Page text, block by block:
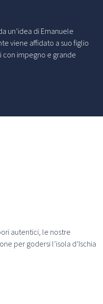
un’idea di Emanuele
viene affidato a suo figlio
con impegno e grande
autentici, le nostre
per godersi l’isola d’Ischia